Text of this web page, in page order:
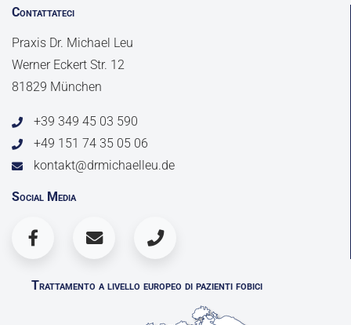
Contattateci
Praxis Dr. Michael Leu
Werner Eckert Str. 12
81829 München
+39 349 45 03 590
+49 151 74 35 05 06
kontakt@drmichaelleu.de
Social Media
Trattamento a livello europeo di pazienti fobici